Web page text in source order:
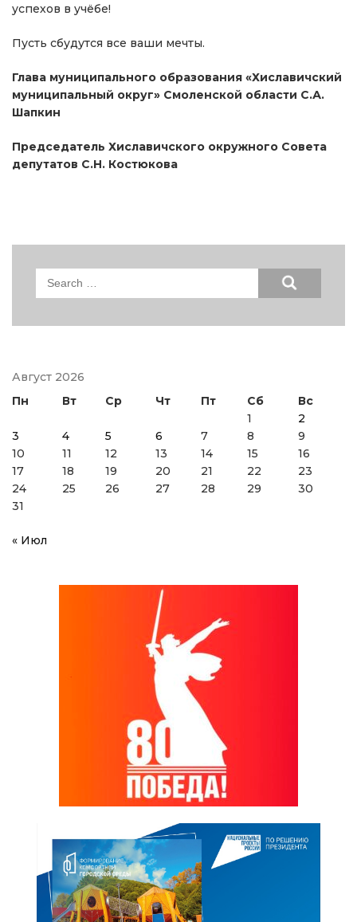
успехов в учёбе!
Пусть сбудутся все ваши мечты.
Глава муниципального образования «Хиславичский
муниципальный округ» Смоленской области С.А.
Шапкин
Председатель Хиславичского окружного Совета
депутатов С.Н. Костюкова
Search
Август 2026
Пн
Вт Ср Чт Пт Сб
Вс
1
2
3
4 5 6 7 8
9
10
11 12 13 14 15
16
17
18 19 20 21 22
23
24
25 26 27 28 29
30
31
« Июл